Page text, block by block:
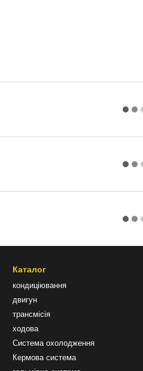
Каталог
кондиціювання
двигун
трансмісія
ходова
Система охолодження
Кермова система